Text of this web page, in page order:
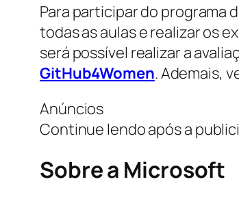
Para participar do programa
todas as aulas e realizar os
será possível realizar a
GitHub4Women. Ademais,
Anúncios
Continue lendo após a
Sobre a Microsoft